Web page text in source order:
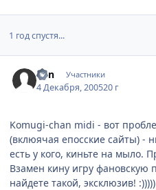
1 год спустя...
Ken Участники
4 Декабря, 200520 г
Komugi-chan midi - вот
(вклюячая епосские сайты) -
есть у кого, киньте на мыло.
Взамен кину игру фановскую
найдете такой, эксклюзив! :)))))